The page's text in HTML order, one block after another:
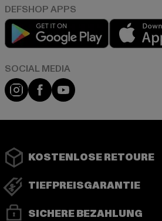
Play market
Instagram
FacebookYouTube
KOSTENLOSE RETOURE
TIEFPREISGARANTIE
SICHERE BEZAHLUNG